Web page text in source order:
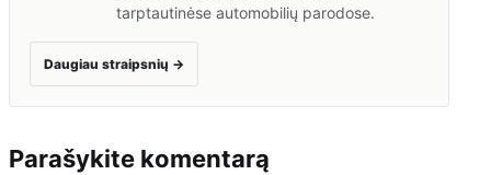
tarptautinėse automobilių parodose.
Daugiau straipsnių →
Parašykite komentarą